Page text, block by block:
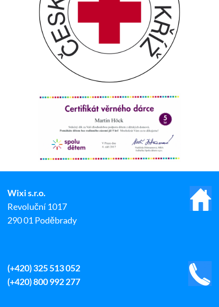
Wixi s.r.o.
Revoluční 1017
290 01 Poděbrady
(+420) 325 513 052
(+420) 800 992 277